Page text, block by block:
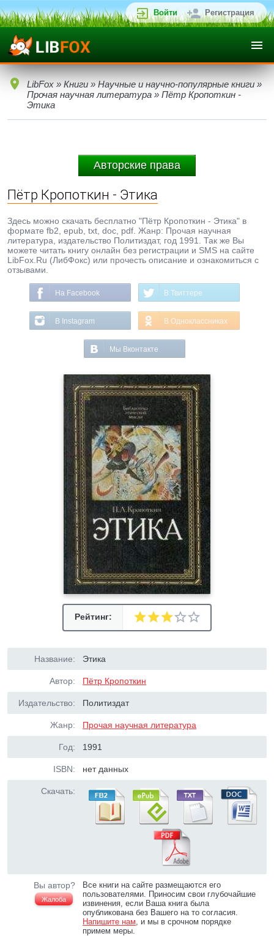
Войти Регистрация
LibFox » Книги » Научные и научно-популярные книги »
Прочая научная литература » Пётр Кропоткин -
Этика
Авторские права
Пётр Кропоткин - Этика
Здесь можно скачать бесплатно "Пётр Кропоткин - Этика" в
формате fb2, epub, txt, doc, pdf. Жанр: Прочая научная
литература, издательство Политиздат, год 1991. Так же Вы
можете читать книгу онлайн без регистрации и SMS на сайте
LibFox.Ru (ЛибФокс) или прочесть описание и ознакомиться с
отзывами.
На Facebook В Твиттере
В Instagram В Одноклассниках
Мы Вконтакте
Рейтинг:
Название: Этика
Автор: Пётр Кропоткин
Издательство: Политиздат
Жанр: Прочая научная литература
Год: 1991
ISBN: нет данных
Скачать:
Вы автор?
Жалоба
Все книги на сайте размещаются его
пользователями. Приносим свои глубочайшие
извинения, если Ваша книга была
опубликована без Вашего на то согласия.
Напишите нам, и мы в срочном порядке
примем меры.